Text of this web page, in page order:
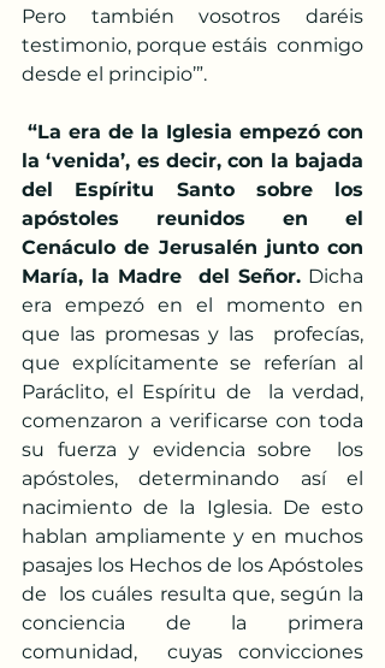
Pero también vosotros daréis
testimonio, porque estáis  conmigo
desde el principio’”.
“La era de la Iglesia empezó con
la ‘venida’, es decir, con la bajada
del Espíritu Santo sobre los
apóstoles reunidos en el
Cenáculo de Jerusalén junto con
María, la Madre  del Señor. Dicha
era empezó en el momento en
que las promesas y las  profecías,
que explícitamente se referían al
Paráclito, el Espíritu de  la verdad,
comenzaron a verificarse con toda
su fuerza y evidencia sobre  los
apóstoles, determinando así el
nacimiento de la Iglesia. De esto
hablan ampliamente y en muchos
pasajes los Hechos de los Apóstoles
de  los cuáles resulta que, según la
conciencia de la primera
comunidad,  cuyas convicciones